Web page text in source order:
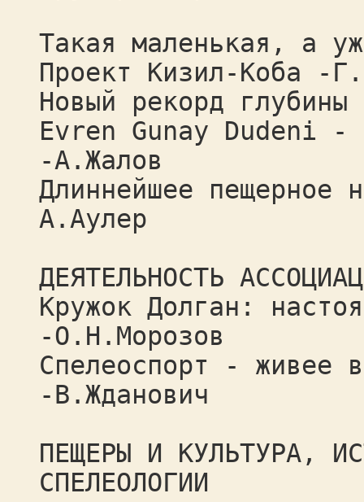
Такая маленькая, а
Проект Кизил-Коба -
Новый рекорд
Evren Gunay Dudeni -
-А.Жалов
Длиннейшее пещерное
A.Аулер
ДЕЯТЕЛЬНОСТЬ
Кружок Долган:
-О.Н.Морозов
Спелеоспорт - живее
-В.Жданович
ПЕЩЕРЫ И КУЛЬТУРА,
СПЕЛЕОЛОГИИ